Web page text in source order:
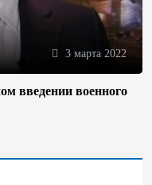
3 марта 2022
введении военного